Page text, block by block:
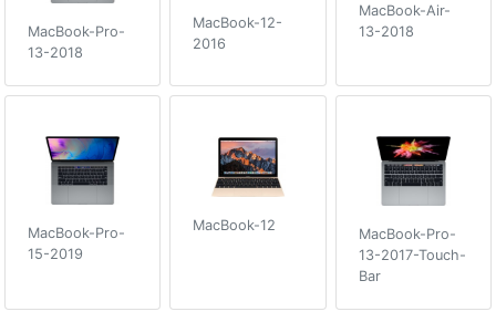
MacBook-Pro-
13-2018
MacBook-12-
2016
MacBook-Air-
13-2018
MacBook-Pro-
15-2019
MacBook-12
MacBook-Pro-
13-2017-Touch-
Bar